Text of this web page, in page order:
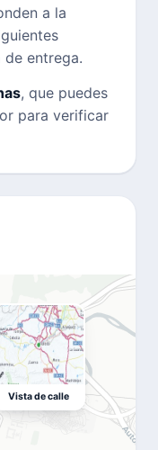
a la
entrega.
, que puedes
para verificar
Vista de calle